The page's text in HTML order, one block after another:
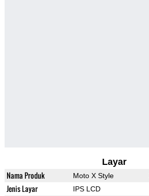
Layar
Nama Produk Moto X Style
Jenis Layar IPS LCD